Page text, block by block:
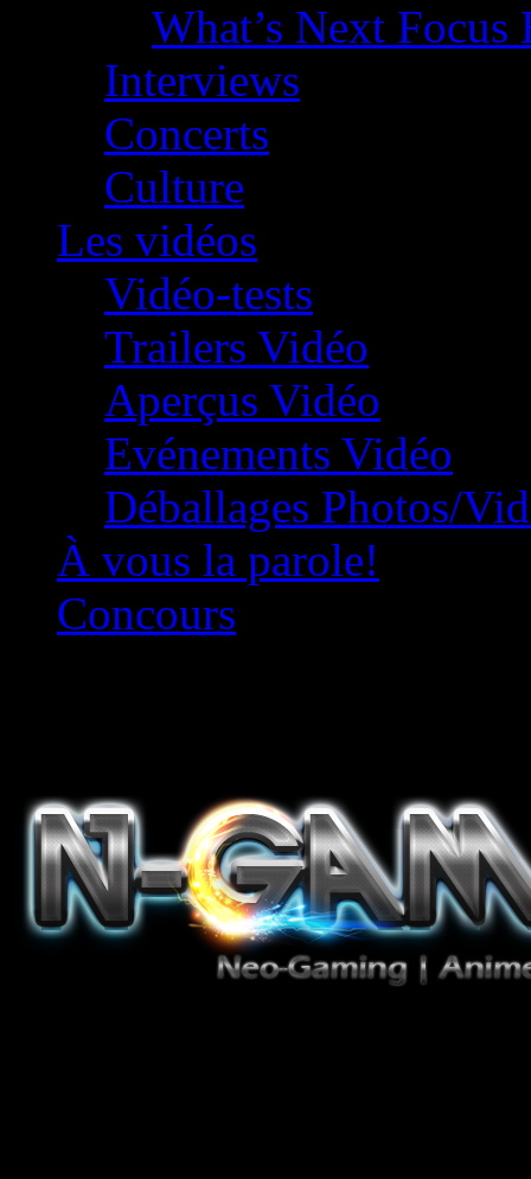
What’s Next
Interviews
Concerts
Culture
Les vidéos
Vidéo-tests
Trailers Vidéo
Aperçus Vidéo
Evénements Vidéo
Déballages Photos/
À vous la parole!
Concours